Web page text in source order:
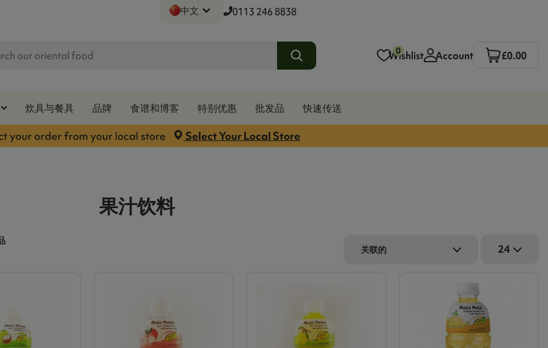
中文 0113 246 8838
0
Wishlist Account £0.00
炊具与餐具 品牌 食谱和博客 特别优惠 批发品
快速传送
your order from your local store
Select Your Local Store
果汁饮料
关联的 24